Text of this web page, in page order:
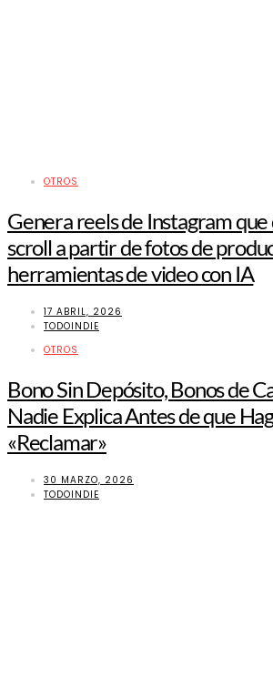
OTROS
Genera reels de Instagram
scroll a partir de fotos de
herramientas de video con IA
17 ABRIL, 2026
TODOINDIE
OTROS
Bono Sin Depósito, Bonos de
Nadie Explica Antes de que
«Reclamar»
30 MARZO, 2026
TODOINDIE